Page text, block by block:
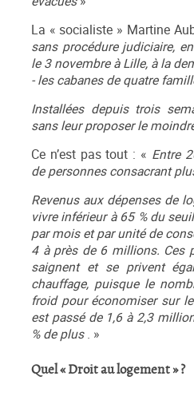
La « socialiste » Martine
sans procédure judiciaire,
le 3 novembre à Lille, à la
- les cabanes de quatre
Installées depuis trois
sans leur proposer le
Ce n’est pas tout : « Entre
de personnes consacrant
Revenus aux dépenses de
vivre inférieur à 65 % du
par mois et par unité de
4 à près de 6 millions. Ces
saignent et se privent
chauffage, puisque le
froid pour économiser sur
est passé de 1,6 à 2,3
% de plus. »
Quel « Droit au logement » ?